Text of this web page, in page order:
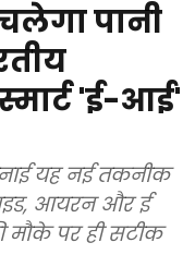
पानी
'ई-आई'
यह नई तकनीक
आयरन और ई
मौके पर ही सटीक